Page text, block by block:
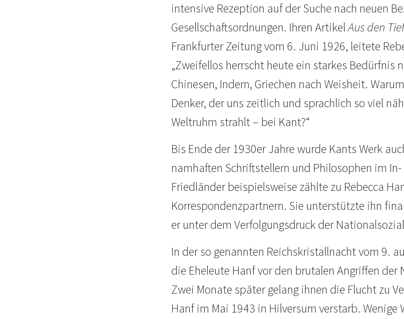
intensive Rezeption auf der Suche nach neuen
Gesellschaftsordnungen. Ihren ArtikelAus den
Frankfurter Zeitung vom 6. Juni 1926, leitete
„Zweifellos herrscht heute ein starkes Bedürfnis
Chinesen, Indern, Griechen nach Weisheit.
Denker, der uns zeitlich und sprachlich so viel
Weltruhm strahlt – bei Kant?“
Bis Ende der 1930er Jahre wurde Kants Werk
namhaften Schriftstellern und Philosophen im
Friedländer beispielsweise zählte zu Rebecca
Korrespondenzpartnern. Sie unterstützte ihn
er unter dem Verfolgungsdruck der
In der so genannten Reichskristallnacht vom 9.
die Eheleute Hanf vor den brutalen Angriffen der
Zwei Monate später gelang ihnen die Flucht zu
Hanf im Mai 1943 in Hilversum verstarb. Wenige